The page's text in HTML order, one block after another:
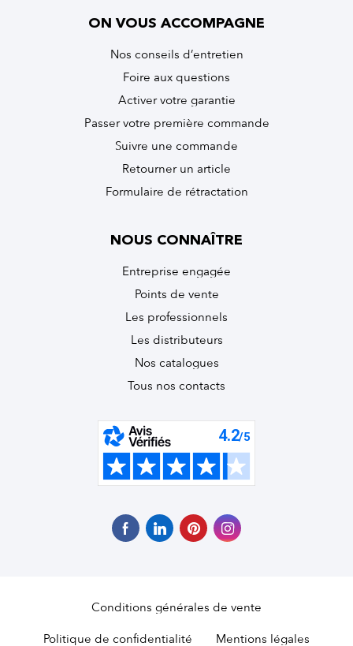
ON VOUS ACCOMPAGNE
Nos conseils d’entretien
Foire aux questions
Activer votre garantie
Passer votre première commande
Suivre une commande
Retourner un article
Formulaire de rétractation
NOUS CONNAÎTRE
Entreprise engagée
Points de vente
Les professionnels
Les distributeurs
Nos catalogues
Tous nos contacts
Conditions générales de vente
Politique de confidentialité Mentions légales